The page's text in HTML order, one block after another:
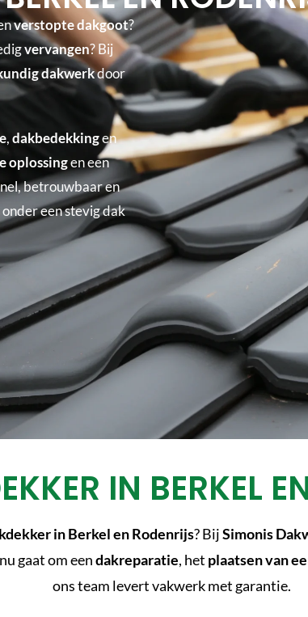
verstopte dakgoot?
vervangen? Bij
dakwerkdoor
,dakbedekkingen
oplossingen een
betrouwbaar en
onder een stevig dak
IN BERKEL
in Berkel en Rodenrijs? BijSimonis
gaat om eendakreparatie, het plaatsen van
ons team levert vakwerk met garantie.